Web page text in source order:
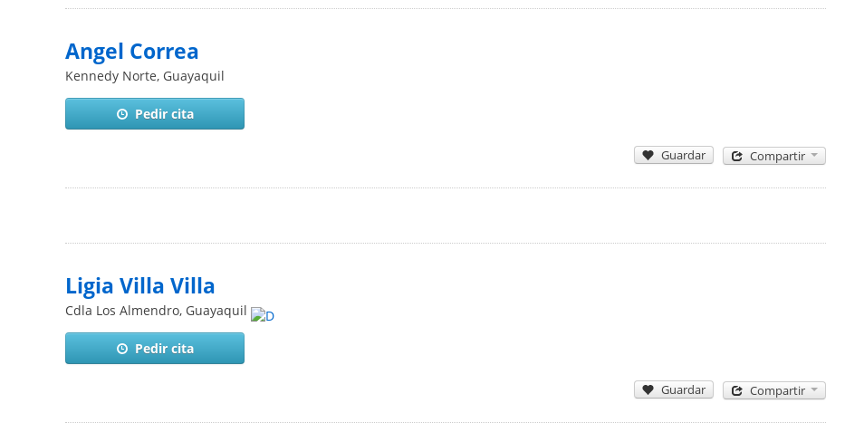
Angel Correa
Kennedy Norte, Guayaquil
Pedir cita
Guardar Compartir
Ligia Villa Villa
Cdla Los Almendro, Guayaquil
Pedir cita
Guardar Compartir